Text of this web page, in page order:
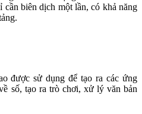
biên dịch một lần, có khả năng
được sử dụng để tạo ra các ứng
số, tạo ra trò chơi, xử lý văn bản